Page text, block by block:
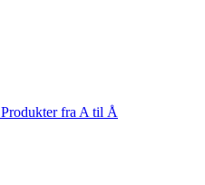
Produkter fra A til Å